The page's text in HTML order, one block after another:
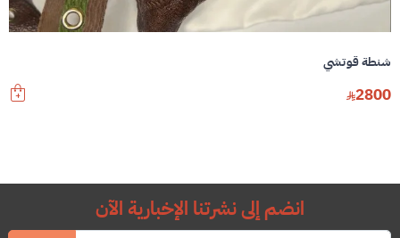
شنطة قوتشي
2800
انضم إلى نشرتنا الإخبارية الآن